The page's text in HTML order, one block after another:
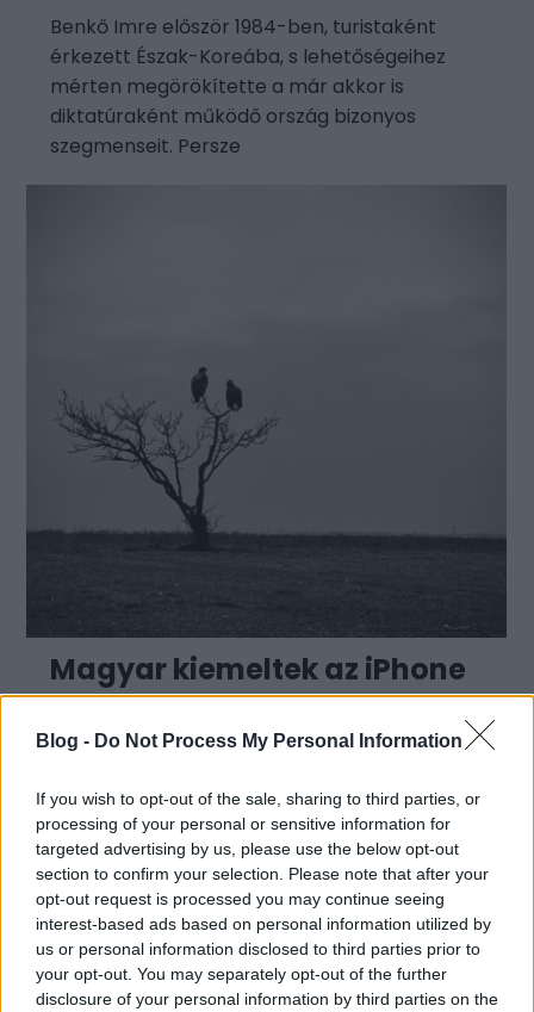
Blog - Do Not Process My Personal Information
If you wish to opt-out of the sale, sharing to third parties, or
processing of your personal or sensitive information for
targeted advertising by us, please use the below opt-out
section to confirm your selection. Please note that after your
opt-out request is processed you may continue seeing
interest-based ads based on personal information utilized by
us or personal information disclosed to third parties prior to
your opt-out. You may separately opt-out of the further
disclosure of your personal information by third parties on the
Benkő Imre először 1984-ben, turistaként
érkezett Észak-Koreába, s lehetőségeihez
mérten megörökítette a már akkor is
diktatúraként működő ország bizonyos
szegmenseit. Persze
Magyar kiemeltek az iPhone
Photography Awards 2025
pályázatán
Az okostelefonok elterjedése az elmúlt másfél
évtizedben gyökeresen megváltoztatta a
fotózást. A fejlett kamerarendszerek és
képszerkesztő alkalmazások révén ma már
bárki képes